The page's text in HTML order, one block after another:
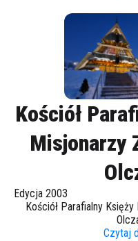
Kościół
Misjonarzy
Edycja 2003
Kościół Parafialny
Czytaj